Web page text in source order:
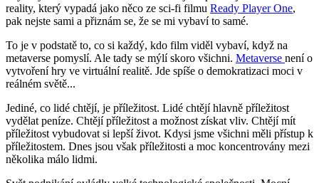
reality, který vypadá jako něco ze sci-fi filmu Ready Player One,
pak nejste sami a přiznám se, že se mi vybaví to samé.
To je v podstatě to, co si každý, kdo film viděl vybaví, když na
metaverse pomyslí. Ale tady se mýlí skoro všichni. Metaverse není o
vytvoření hry ve virtuální realitě. Jde spíše o demokratizaci moci v
reálném světě...
Jediné, co lidé chtějí, je příležitost. Lidé chtějí hlavně příležitost
vydělat peníze. Chtějí příležitost a možnost získat vliv. Chtějí mít
příležitost vybudovat si lepší život. Kdysi jsme všichni měli přístup k
příležitostem. Dnes jsou však příležitosti a moc koncentrovány mezi
několika málo lidmi.